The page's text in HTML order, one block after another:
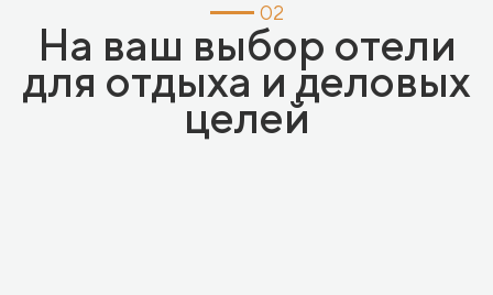
02
На ваш выбор отели
для отдыха и деловых
целей